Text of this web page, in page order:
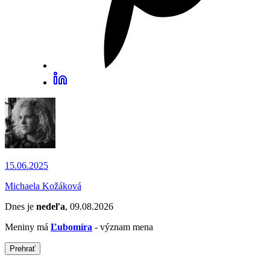
15.06.2025
Michaela Kožáková
Dnes je nedeľa, 09.08.2026
Meniny má Ľubomíra - význam mena
Prehrať